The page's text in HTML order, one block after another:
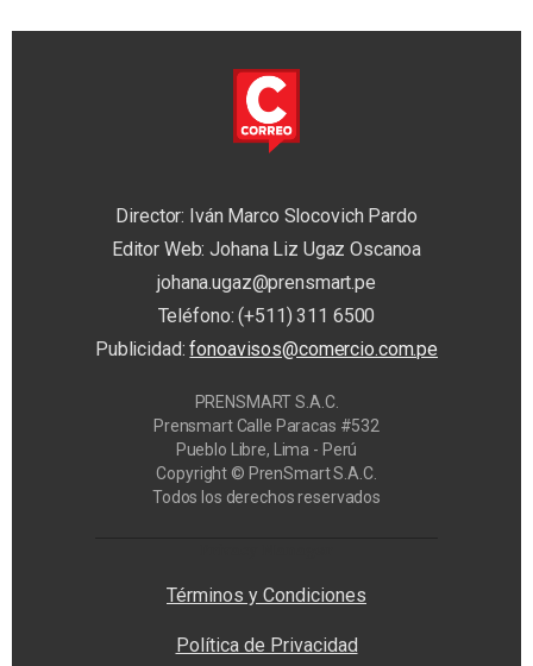
Director: Iván Marco Slocovich Pardo
Editor Web: Johana Liz Ugaz Oscanoa
johana.ugaz@prensmart.pe
Teléfono: (+511) 311 6500
Publicidad:fonoavisos@comercio.com.pe
PRENSMART S.A.C.
Prensmart Calle Paracas #532
Pueblo Libre, Lima - Perú
Copyright © PrenSmart S.A.C.
Todos los derechos reservados
Términos y Condiciones
Política de Privacidad